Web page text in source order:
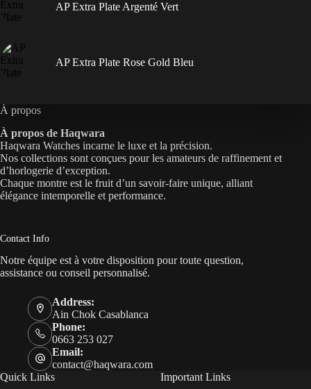
AP Extra Plate Argenté Vert
AP Extra Plate Rose Gold Bleu
À propos
À propos de Haqwara
Haqwara Watches incarne le luxe et la précision.
Nos collections sont conçues pour les amateurs de raffinement et
d’horlogerie d’exception.
Chaque montre est le fruit d’un savoir-faire unique, alliant
élégance intemporelle et performance.
Contact Info
Notre équipe est à votre disposition pour toute question,
assistance ou conseil personnalisé.
Address:
Ain Chok Casablanca
Phone:
0663 253 027
Email:
contact@haqwara.com
Quick Links
Important Links